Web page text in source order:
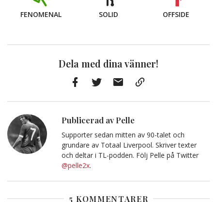
FENOMENAL SOLID OFFSIDE
Dela med dina vänner!
Publicerad av Pelle
Supporter sedan mitten av 90-talet och
grundare av Totaal Liverpool. Skriver texter
och deltar i TL-podden. Följ Pelle på Twitter
@pelle2x.
5 KOMMENTARER